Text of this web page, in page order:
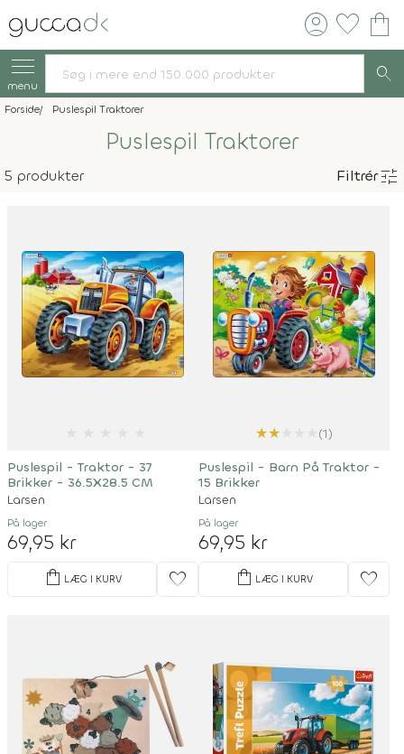
account_circle favorite shopping_bag
menu search
Forside Puslespil Traktorer
Puslespil Traktorer
5 produkter Filtrértune
Puslespil - Traktor - 37
Brikker - 36.5X28.5 CM
Larsen
På lager
69,95 kr
shopping_bag LÆG I KURV favorite
★★
(1)
Puslespil - Barn På Traktor -
15 Brikker
Larsen
På lager
69,95 kr
shopping_bag LÆG I KURV favorite